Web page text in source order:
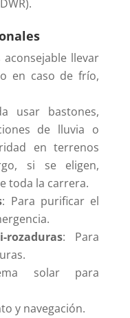
aconsejable llevar
en caso de frío,
usar bastones,
de lluvia o
en terrenos
si se eligen,
toda la carrera.
: Para purificar el
: Para
solar para
y navegación.